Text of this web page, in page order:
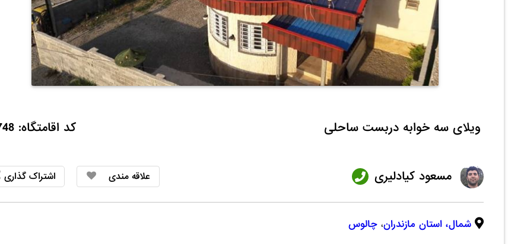
ویلای سه خوابه دربست ساحلی کد اقامتگاه: 80748
مسعود کیادلیری علاقه مندی اشتراک گذاری
شمال، استان مازندران، چالوس